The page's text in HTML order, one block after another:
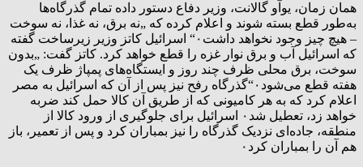
همان زمان، یوآو گالانت، وزیر دفاع دستور داده تمام گذرگاه‌ها
به‌طور قطع بسته شوند و اعلام کرده که „نه برق، نه غذا، نه سوخت
– هیچ چیز وجود نخواهد داشت۰“ اسرائیل کاتز وزیر زیرساخت گفته
که اسرائیل آب و برق نوار غزه را قطع خواهد کرد. کاتز گفت: „بدون
سوخت، برق محلی ظرف چند روز و ایستگاه‌های پمپاژ ظرف یک
هفته قطع می‌شود۰“گذرگاه رفح نیز پس از آن که اسرائیل به مصر
اعلام کرد که به هر کامیونی که از طریق آن کالا حمل کند ضربه
خواهد زد، تعطیل شد۰ اسرائیل برای جلوگیری از ورود کالا از
منطقه، جاده‌ای نزدیک گذرگاه را نیز بمباران کرد و پس از تعمیر، باز
هم آن را بمباران کرد۰